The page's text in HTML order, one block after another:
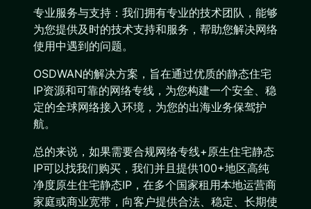
专业服务与支持：我们拥有专业的技术团队，能够
为您提供及时的技术支持和服务，帮助您解决网络
使用中遇到的问题。
OSDWAN的解决方案，旨在通过优质的静态住宅
IP资源和可靠的网络专线，为您构建一个安全、稳
定的全球网络接入环境，为您的出海业务保驾护
航。
总的来说，如果需要合规网络专线+原生住宅静态
IP可以找我们购买，我们并且提供100+地区高纯
净度原生住宅静态IP，在多个国家租用本地运营商
家庭或商业宽带，向客户提供合法、稳定、长期使